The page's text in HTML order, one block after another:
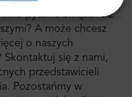
pytania związane z
A może chcesz
o naszych
się z nami,
przedstawicieli
Pozostańmy w